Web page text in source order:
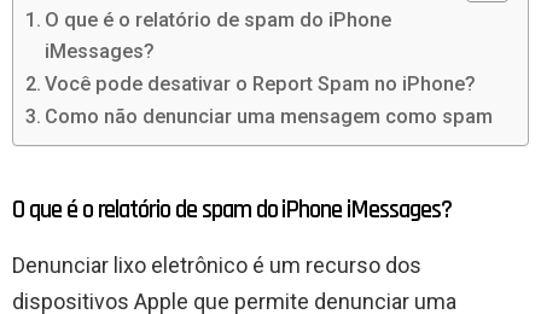
O que é o relatório de spam do iPhone
iMessages?
Você pode desativar o Report Spam no iPhone?
Como não denunciar uma mensagem como spam
O que é o relatório de spam do iPhone iMessages?
Denunciar lixo eletrônico é um recurso dos
dispositivos Apple que permite denunciar uma